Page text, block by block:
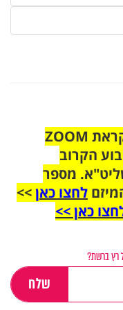
הצטרפו לקבוצת הוואטסאפ לקראת ZOOM
הקרוב
מספר
לחצו כאן>>
כאן >>
רץ ברשת?